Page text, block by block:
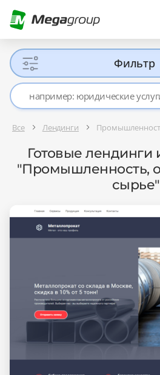
Фильтр
Все Лендинги
Готовые лендинги
"Промышленность,
сырье"